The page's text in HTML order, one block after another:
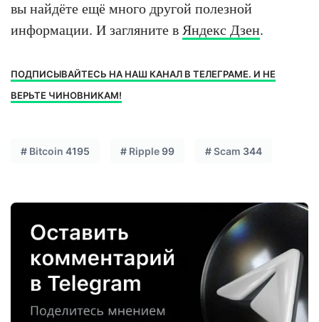
вы найдёте ещё много другой полезной
информации. И загляните в Яндекс Дзен.
ПОДПИСЫВАЙТЕСЬ НА НАШ КАНАЛ В ТЕЛЕГРАМЕ. И НЕ
ВЕРЬТЕ ЧИНОВНИКАМ!
# Bitcoin 4195 # Ripple99 #Scam 344